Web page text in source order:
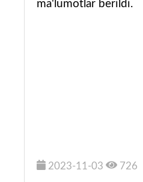
ma'lumotlar berildi.
2023-11-03 726